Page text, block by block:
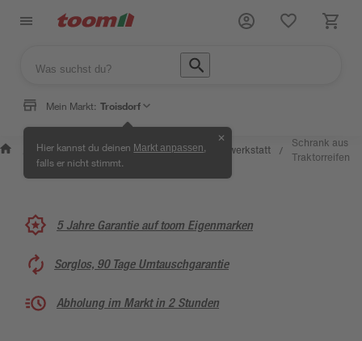
Mein Markt: Troisdorf
Hier kannst du deinen Markt anpassen
falls er nicht stimmt.
✕
Wissen &
Service
/
Selbermachen
& Ratgeber
/ Kreativwerkstatt /
Schrank aus
Traktorreifen
5 Jahre Garantie auf toom Eigenmarken
Sorglos, 90 Tage Umtauschgarantie
Abholung im Markt in 2 Stunden